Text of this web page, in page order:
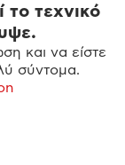
τεχνικό
και να είστε
σύντομα.